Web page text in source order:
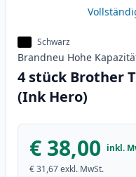
Schwarz
Brandneu Hohe
4 stück Brother
(Ink Hero)
€ 38,00 inkl.
€ 31,67exkl. MwSt.